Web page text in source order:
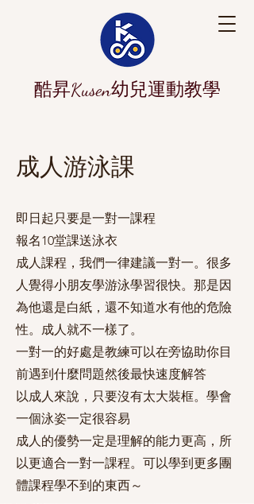
酷昇Kusen幼兒運動教學
成人游泳課
即日起只要是一對一課程
報名10堂課送泳衣
成人課程，我們一律建議一對一。很多
人覺得小朋友學游泳學習很快。那是因
為他還是白紙，還不知道水有他的危險
性。成人就不一樣了。
一對一的好處是教練可以在旁協助你目
前遇到什麼問題然後最快速度解答
​以成人來說，只要沒有太大裝框。學會
一個泳姿一定很容易
成人的優勢一定是理解的能力更高，所
以更適合一對一課程。可以學到更多團
體課程學不到的東西～